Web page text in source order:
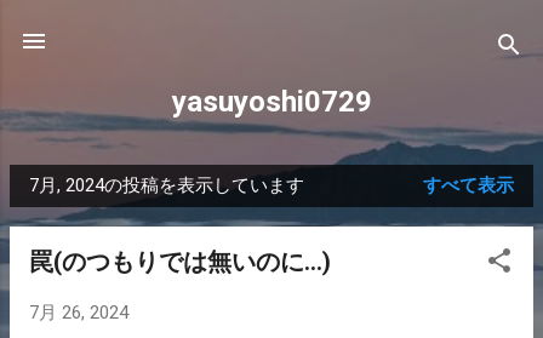
yasuyoshi0729
投
稿
7月, 2024の投稿を表示しています すべて表示
罠(のつもりでは無いのに…)
7月 26, 2024